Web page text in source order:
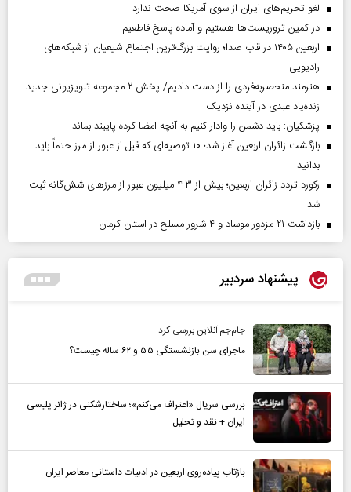
لغو تحریم‌های ایران از سوی آمریکا صحت ندارد
در کمین تروریست‌ها هستیم و آماده پاسخ قاطعیم
اربعین ۱۴۰۵ در قاب صدا؛ روایت بزرگ‌ترین اجتماع شیعیان از شبکه‌های
رادیویی
هنرمند منحصر‌به‌فردی را از دست دادیم/ پخش ۲ مجموعه تلویزیونی جدید
زنده‌یاد عبدی در آینده نزدیک
پزشکیان: باید دشمن را وادار کنیم به آنچه امضا کرده پایبند بماند
بازگشت زائران اربعین آغاز شد؛ ۱۰ توصیه‌ای که قبل از عبور از مرز حتماً باید
بدانید
رکورد تردد زائران اربعین؛ بیش از ۴.۳ میلیون عبور از مرزهای شش‌گانه ثبت
شد
بازداشت ۲۱ مزدور موساد و ۴ شرور مسلح در استان کرمان
پیشنهاد سردبیر
جام‌جم آنلاین بررسی کرد
ماجرای سن بازنشستگی ۵۵ و ۶۲ ساله چیست؟
بررسی سریال «اعتراف می‌کنم»؛ ساختارشکنی در ژانر پلیسی
ایران + نقد و تحلیل
بازتاب پیاده‌روی اربعین در ادبیات داستانی معاصر ایران